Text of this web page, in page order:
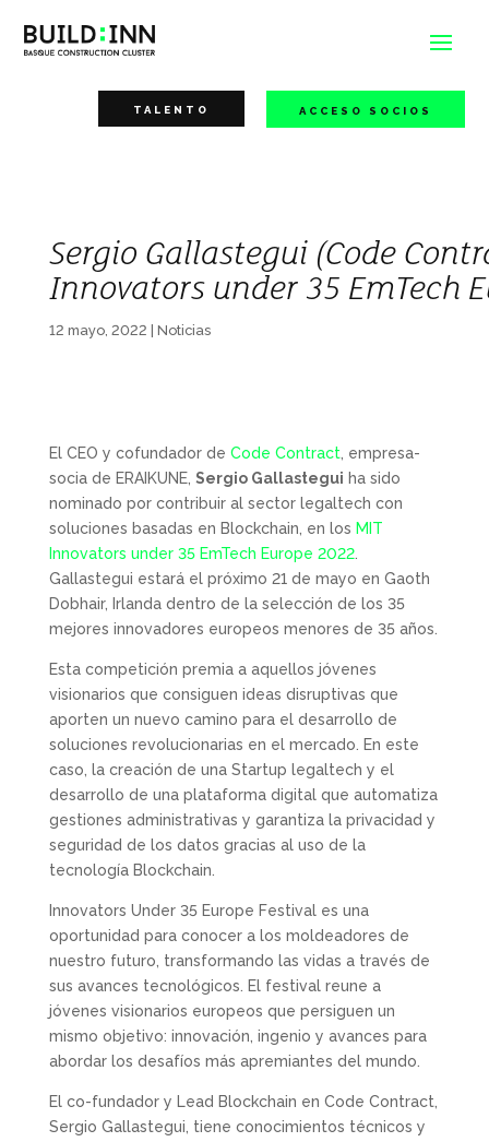
TALENTO ACCESO SOCIOS
Sergio Gallastegui (Code
Innovators under 35 EmTech
12 mayo, 2022 Noticias
El CEO y cofundador de Code Contract, empresa-
socia de ERAIKUNE, Sergio Gallastegui ha sido
nominado por contribuir al sector legaltech con
soluciones basadas en Blockchain, en los MIT
Innovators under 35 EmTech Europe 2022.
Gallastegui estará el próximo 21 de mayo en Gaoth
Dobhair, Irlanda dentro de la selección de los 35
mejores innovadores europeos menores de 35 años.
Esta competición premia a aquellos jóvenes
visionarios que consiguen ideas disruptivas que
aporten un nuevo camino para el desarrollo de
soluciones revolucionarias en el mercado. En este
caso, la creación de una Startup legaltech y el
desarrollo de una plataforma digital que automatiza
gestiones administrativas y garantiza la privacidad y
seguridad de los datos gracias al uso de la
tecnología Blockchain.
Innovators Under 35 Europe Festival es una
oportunidad para conocer a los moldeadores de
nuestro futuro, transformando las vidas a través de
sus avances tecnológicos. El festival reune a
jóvenes visionarios europeos que persiguen un
mismo objetivo: innovación, ingenio y avances para
abordar los desafíos más apremiantes del mundo.
El co-fundador y Lead Blockchain en Code Contract,
Sergio Gallastegui, tiene conocimientos técnicos y